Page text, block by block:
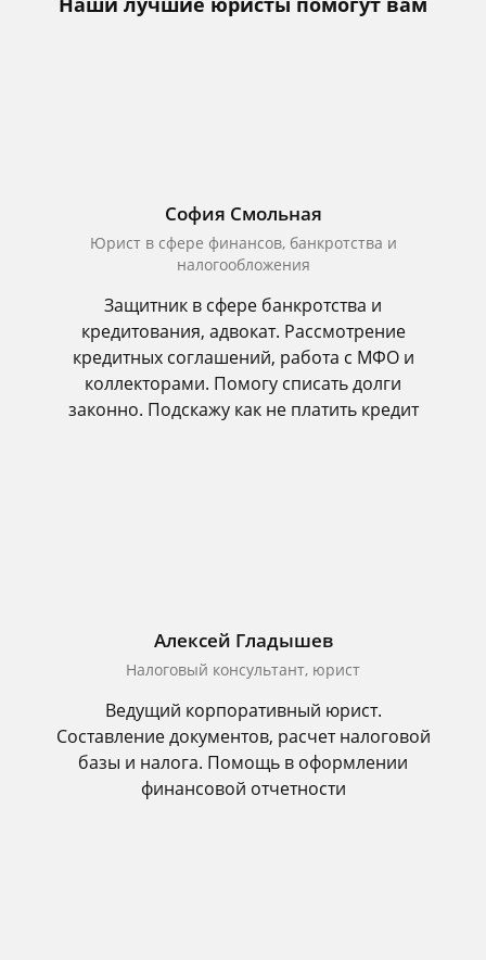
София Смольная
Юрист в сфере финансов, банкротства и
налогообложения
Защитник в сфере банкротства и
кредитования, адвокат. Рассмотрение
кредитных соглашений, работа с МФО и
коллекторами. Помогу списать долги
законно. Подскажу как не платить кредит
Алексей Гладышев
Налоговый консультант, юрист
Ведущий корпоративный юрист.
Составление документов, расчет налоговой
базы и налога. Помощь в оформлении
финансовой отчетности